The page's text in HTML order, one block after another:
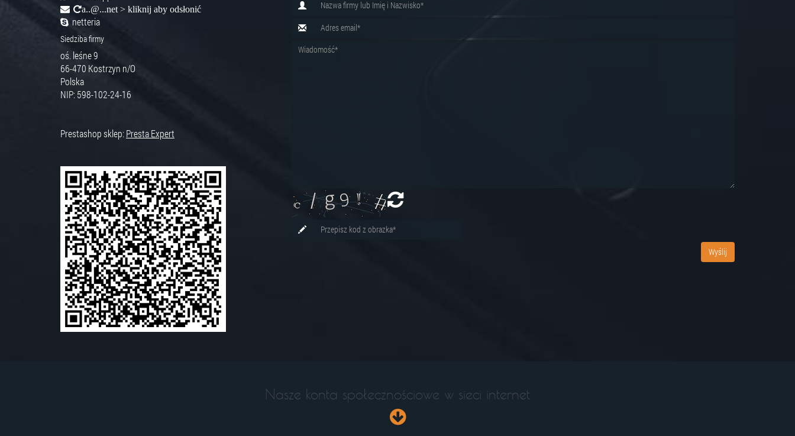
a..@...net > kliknij aby odsłonić
netteria
Siedziba firmy
oś. leśne 9
66-470 Kostrzyn n/O
Polska
NIP: 598-102-24-16
Prestashop sklep: Presta Expert
Wyślij
Nasze konta społecznościowe w sieci internet